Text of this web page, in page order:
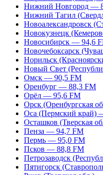
Нижний Новгород —
Нижний Тагил
Новоалександровск
Новокузнецк
Новосибирск — 94,6
Новочебоксарск
Норильск
Новый Свет
Омск — 90,5 FM
Оренбург — 88,3 FM
Орёл — 95,6 FM
Орск (Оренбургская
Оса (Пермский край)
Осташков (Тверская
Пенза — 94,7 FM
Пермь — 95,0 FM
Псков — 88,8 FM
Петрозаводск
Пятигорск